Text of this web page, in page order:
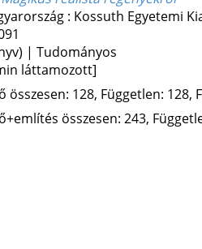
: Kossuth Egyetemi
| Tudományos
láttamozott]
összesen: 128, Független: 128,
összesen: 243,